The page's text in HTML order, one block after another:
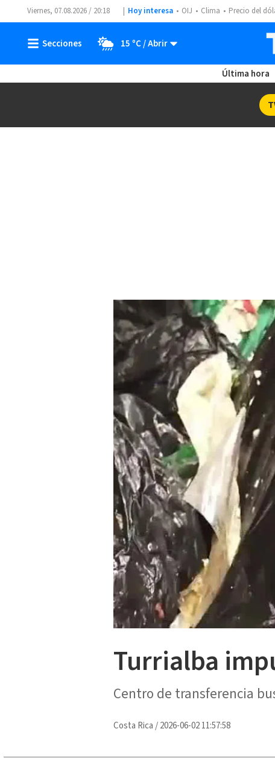
Viernes, 07.08.2026 / 20:18 Hoy interesa OIJ Clima Precio del
15 ºC
Última hora
Turrialba
Centro de transferencia
Costa Rica /2026-06-02 11:57:58